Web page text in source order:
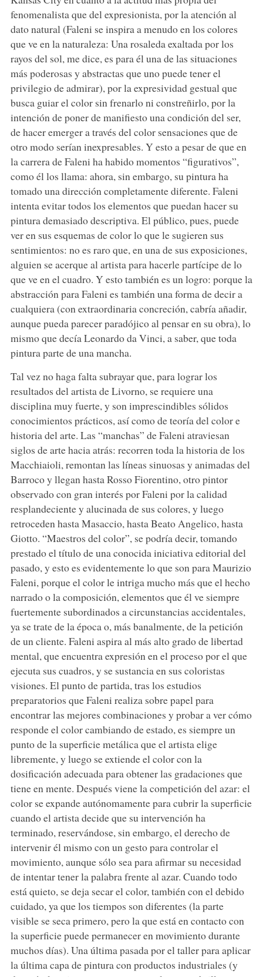
fenomenalista que del expresionista, por la atención al
dato natural (Faleni se inspira a menudo en los colores
que ve en la naturaleza: Una rosaleda exaltada por los
rayos del sol, me dice, es para él una de las situaciones
más poderosas y abstractas que uno puede tener el
privilegio de admirar), por la expresividad gestual que
busca guiar el color sin frenarlo ni constreñirlo, por la
intención de poner de manifiesto una condición del ser,
de hacer emerger a través del color sensaciones que de
otro modo serían inexpresables. Y esto a pesar de que en
la carrera de Faleni ha habido momentos “figurativos”,
como él los llama: ahora, sin embargo, su pintura ha
tomado una dirección completamente diferente. Faleni
intenta evitar todos los elementos que puedan hacer su
pintura demasiado descriptiva. El público, pues, puede
ver en sus esquemas de color lo que le sugieren sus
sentimientos: no es raro que, en una de sus exposiciones,
alguien se acerque al artista para hacerle partícipe de lo
que ve en el cuadro. Y esto también es un logro: porque la
abstracción para Faleni es también una forma de decir a
cualquiera (con extraordinaria concreción, cabría añadir,
aunque pueda parecer paradójico al pensar en su obra), lo
mismo que decía Leonardo da Vinci, a saber, que toda
pintura parte de una mancha.
Tal vez no haga falta subrayar que, para lograr los
resultados del artista de Livorno, se requiere una
disciplina muy fuerte, y son imprescindibles sólidos
conocimientos prácticos, así como de teoría del color e
historia del arte. Las “manchas” de Faleni atraviesan
siglos de arte hacia atrás: recorren toda la historia de los
Macchiaioli, remontan las líneas sinuosas y animadas del
Barroco y llegan hasta Rosso Fiorentino, otro pintor
observado con gran interés por Faleni por la calidad
resplandeciente y alucinada de sus colores, y luego
retroceden hasta Masaccio, hasta Beato Angelico, hasta
Giotto. “Maestros del color”, se podría decir, tomando
prestado el título de una conocida iniciativa editorial del
pasado, y esto es evidentemente lo que son para Maurizio
Faleni, porque el color le intriga mucho más que el hecho
narrado o la composición, elementos que él ve siempre
fuertemente subordinados a circunstancias accidentales,
ya se trate de la época o, más banalmente, de la petición
de un cliente. Faleni aspira al más alto grado de libertad
mental, que encuentra expresión en el proceso por el que
ejecuta sus cuadros, y se sustancia en sus coloristas
visiones. El punto de partida, tras los estudios
preparatorios que Faleni realiza sobre papel para
encontrar las mejores combinaciones y probar a ver cómo
responde el color cambiando de estado, es siempre un
punto de la superficie metálica que el artista elige
libremente, y luego se extiende el color con la
dosificación adecuada para obtener las gradaciones que
tiene en mente. Después viene la competición del azar: el
color se expande autónomamente para cubrir la superficie
cuando el artista decide que su intervención ha
terminado, reservándose, sin embargo, el derecho de
intervenir él mismo con un gesto para controlar el
movimiento, aunque sólo sea para afirmar su necesidad
de intentar tener la palabra frente al azar. Cuando todo
está quieto, se deja secar el color, también con el debido
cuidado, ya que los tiempos son diferentes (la parte
visible se seca primero, pero la que está en contacto con
la superficie puede permanecer en movimiento durante
muchos días). Una última pasada por el taller para aplicar
la última capa de pintura con productos industriales (y